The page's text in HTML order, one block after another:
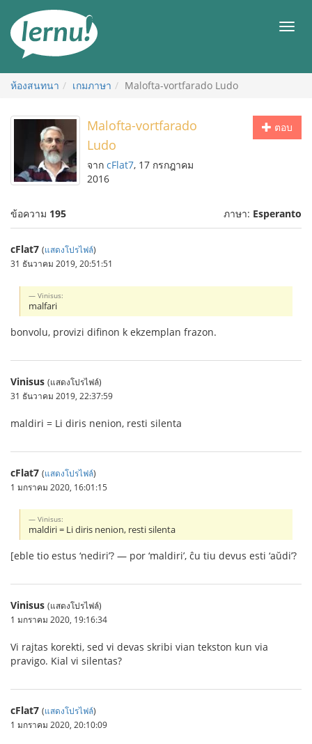
สารบัญ
เมนู
ห้องสนทนา เกมภาษา Malofta-vortfarado Ludo
ตอบ
Malofta-vortfarado
Ludo
จาก cFlat7, 17 กรกฎาคม
2016
ข้อความ 195 ภาษา: Esperanto
cFlat7 (แสดงโปรไฟล์)
31 ธันวาคม 2019, 20:51:51
Vinisus:
malfari
bonvolu, provizi difinon k ekzemplan frazon.
Vinisus (แสดงโปรไฟล์)
31 ธันวาคม 2019, 22:37:59
maldiri = Li diris nenion, resti silenta
cFlat7 (แสดงโปรไฟล์)
1 มกราคม 2020, 16:01:15
Vinisus:
maldiri = Li diris nenion, resti silenta
[eble tio estus ‘nediri’? — por ‘maldiri’, ĉu tiu devus esti ‘aŭdi’?
Vinisus (แสดงโปรไฟล์)
1 มกราคม 2020, 19:16:34
Vi rajtas korekti, sed vi devas skribi vian tekston kun via
pravigo. Kial vi silentas?
cFlat7 (แสดงโปรไฟล์)
1 มกราคม 2020, 20:10:09